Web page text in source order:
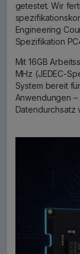
getestet. Wir
Engineering
Spezifikation
Mit 16GB
MHz (JEDEC-
System bereit
Anwendungen –
Datendurchsatz